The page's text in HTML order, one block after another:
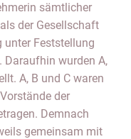
sämtlicher
der Gesellschaft
unter Feststellung
Daraufhin wurden A,
A, B und C waren
der
Demnach
gemeinsam mit